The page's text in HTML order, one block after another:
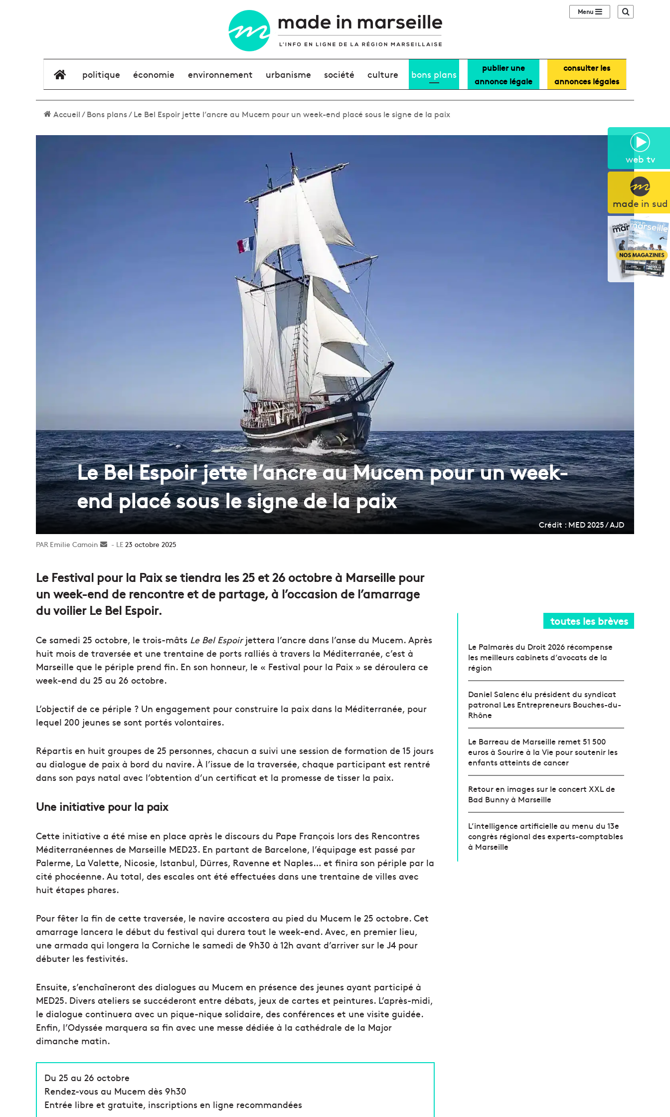
web tv
made in sud
Sidebar (barre
élément de menu
politique économie environnement urbanisme société culture bons plans
publier une
annonce légale
consulter les
annonces légales
Accueil/Bons plans/Le Bel Espoir jette l’ancre au Mucem pour un week-end placé sous le signe de la paix
Le Bel Espoir jette l’ancre au Mucem pour un week-
end placé sous le signe de la paix
Crédit : MED 2025 / AJD
Emilie Camoin
Envoyer23 octobre 2025
Le Festival pour la Paix se tiendra les 25 et 26 octobre à Marseille pour
un week-end de rencontre et de partage, à l’occasion de l’amarrage
du voilier Le Bel Espoir.
Ce samedi 25 octobre, le trois-mâts Le Bel Espoirjettera l’ancre dans l’anse du Mucem. Après
huit mois de traversée et une trentaine de ports ralliés à travers la Méditerranée, c’est à
Marseille que le périple prend fin. En son honneur, le « Festival pour la Paix » se déroulera ce
week-end du 25 au 26 octobre.
L’objectif de ce périple ? Un engagement pour construire la paix dans la Méditerranée, pour
lequel 200 jeunes se sont portés volontaires.
Répartis en huit groupes de 25 personnes, chacun a suivi une session de formation de 15 jours
au dialogue de paix à bord du navire. À l’issue de la traversée, chaque participant est rentré
dans son pays natal avec l’obtention d’un certificat et la promesse de tisser la paix.
Une initiative pour la paix
Cette initiative a été mise en place après le discours du Pape François lors des Rencontres
Méditerranéennes de Marseille MED23. En partant de Barcelone, l’équipage est passé par
Palerme, La Valette, Nicosie, Istanbul, Dürres, Ravenne et Naples… et finira son périple par la
cité phocéenne. Au total, des escales ont été effectuées dans une trentaine de villes avec
huit étapes phares.
Pour fêter la fin de cette traversée, le navire accostera au pied du Mucem le 25 octobre. Cet
amarrage lancera le début du festival qui durera tout le week-end. Avec, en premier lieu,
une armada qui longera la Corniche le samedi de 9h30 à 12h avant d’arriver sur le J4 pour
débuter les festivités.
Ensuite, s’enchaîneront des dialogues au Mucem en présence des jeunes ayant participé à
MED25. Divers ateliers se succéderont entre débats, jeux de cartes et peintures. L’après-midi,
le dialogue continuera avec un pique-nique solidaire, des conférences et une visite guidée.
Enfin, l’Odyssée marquera sa fin avec une messe dédiée à la cathédrale de la Major
dimanche matin.
Du 25 au 26 octobre
Rendez-vous au Mucem dès 9h30
Entrée libre et gratuite, inscriptions en ligne recommandées
toutes les brèves
Le Palmarès du Droit 2026 récompense
les meilleurs cabinets d’avocats de la
région
Daniel Salenc élu président du syndicat
patronal Les Entrepreneurs Bouches-du-
Rhône
Le Barreau de Marseille remet 51 500
euros à Sourire à la Vie pour soutenir les
enfants atteints de cancer
Retour en images sur le concert XXL de
Bad Bunny à Marseille
L’intelligence artificielle au menu du 13e
congrès régional des experts-comptables
à Marseille